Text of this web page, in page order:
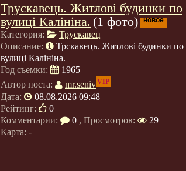
Трускавець. Житлові будинки по
вулиці Калініна. (1 фото) новое
Категория:
Трускавец
Описание:
Трскавець. Житлові будинки по
вулиці Калініна.
Год съемки:
1965
Автор поста:
mr.senivVIP
Дата:
08.08.2026 09:48
Рейтинг:
0
Комментарии:
0 , Просмотров:
29
Карта: -